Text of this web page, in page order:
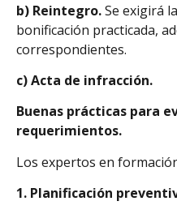
b) Reintegro.Se exigirá
bonificación practicada,
correspondientes.
c) Acta de infracción.
Buenas prácticas para
requerimientos.
Los expertos en
1. Planificación